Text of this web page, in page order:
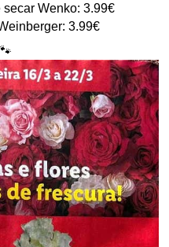
Wenko: 3.99€
3.99€